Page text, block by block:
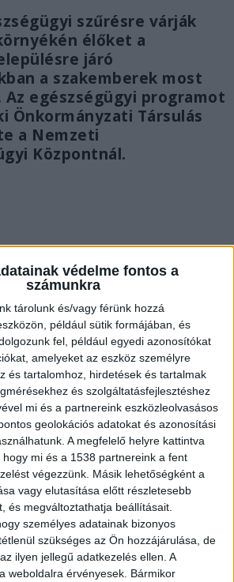
védelme fontos a
számunkra
tárolunk és/vagy férünk hozzá
például sütik formájában, és
fel, például egyedi azonosítókat
amelyeket az eszköz személyre
és tartalomhoz, hirdetések és tartalmak
és szolgáltatásfejlesztéshez
mi és a partnereink eszközleolvasásos
geolokációs adatokat és azonosítási
A megfelelő helyre kattintva
mi és a 1538 partnereink a fent
végezzünk. Másik lehetőségként a
vagy elutasítása előtt részletesebb
és megváltoztathatja beállításait.
személyes adatainak bizonyos
szükséges az Ön hozzájárulása, de
ilyen jellegű adatkezelés ellen. A
weboldalra érvényesek. Bármikor
szűrésre várják
élőket a
járó
a szakemberek most
egészségügyi programot
Önkormányzati Társulás
a Nemzeti
Központnál.
Társulás
ingyenes
járják a környező
szakemberek. A
a helyszíni
mindössze a TAJ kártyáját kell